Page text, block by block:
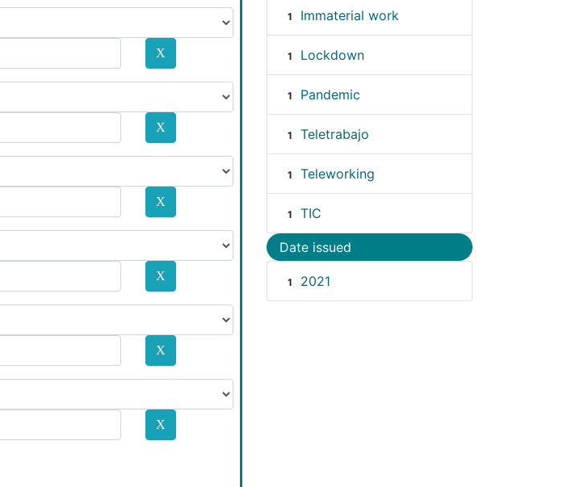
1 Immaterial work
1 Lockdown
1 Pandemic
1 Teletrabajo
1 Teleworking
1 TIC
Date issued
1 2021